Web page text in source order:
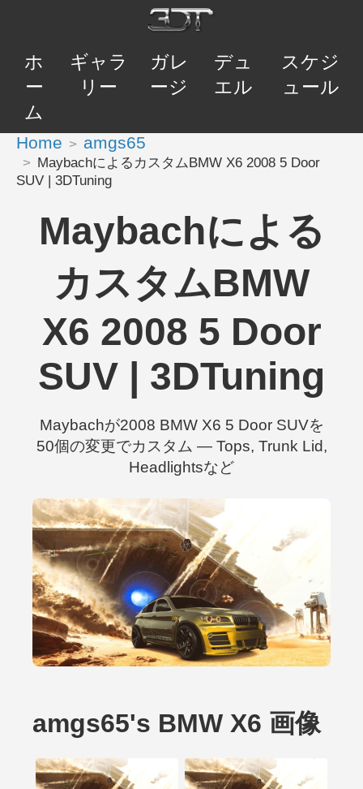
ホ
ー
ム
ギャラ
リー
ガレ
ージ
デュ
エル
スケジ
ュール
Home amgs65
MaybachによるカスタムBMW X6 2008 5 Door
SUV | 3DTuning
Maybachによる
カスタムBMW
X6 2008 5 Door
SUV | 3DTuning
Maybachが2008 BMW X6 5 Door SUVを
50個の変更でカスタム — Tops, Trunk Lid,
Headlightsなど
amgs65's BMW X6 画像